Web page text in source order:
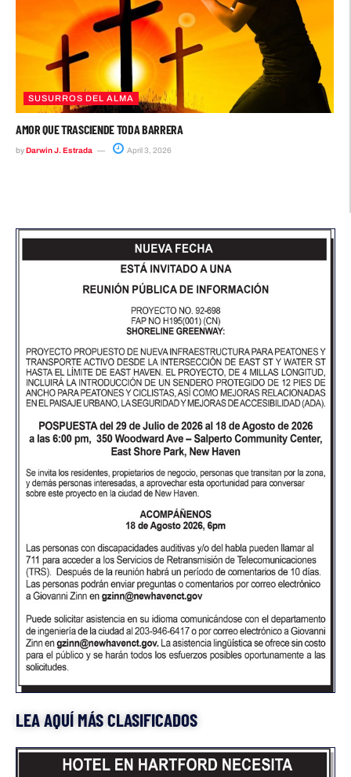
SUSURROS DEL ALMA
AMOR QUE TRASCIENDE TODA BARRERA
byDarwin J. Estrada April 3, 2026
LEA AQUÍ MÁS CLASIFICADOS